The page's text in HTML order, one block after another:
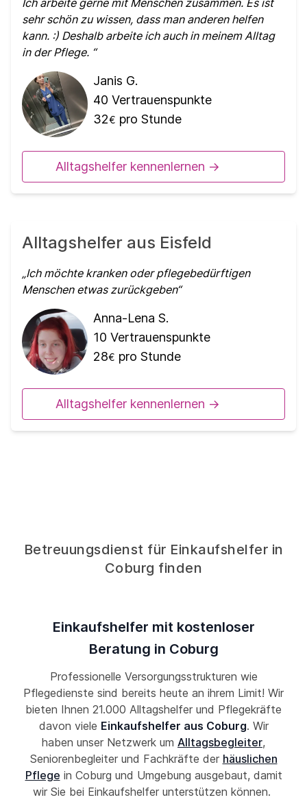
Ich arbeite gerne mit Menschen zusammen. Es ist
sehr schön zu wissen, dass man anderen helfen
kann. :) Deshalb arbeite ich auch in meinem Alltag
in der Pflege.
Janis G.
40 Vertrauenspunkte
32€ pro Stunde
Alltagshelfer kennenlernen ->
Alltagshelfer aus Eisfeld
Ich möchte kranken oder pflegebedürftigen
Menschen etwas zurückgeben
Anna-Lena S.
10 Vertrauenspunkte
28€ pro Stunde
Alltagshelfer kennenlernen ->
Betreuungsdienst für Einkaufshelfer in
Coburg finden
Einkaufshelfer mit kostenloser
Beratung in Coburg
Professionelle Versorgungsstrukturen wie
Pflegedienste sind bereits heute an ihrem Limit! Wir
bieten Ihnen 21.000 Alltagshelfer und Pflegekräfte
davon viele Einkaufshelfer aus Coburg. Wir
haben unser Netzwerk um Alltagsbegleiter,
Seniorenbegleiter und Fachkräfte der häuslichen
Pflege in Coburg und Umgebung ausgebaut, damit
wir Sie bei Einkaufshelfer unterstützen können.